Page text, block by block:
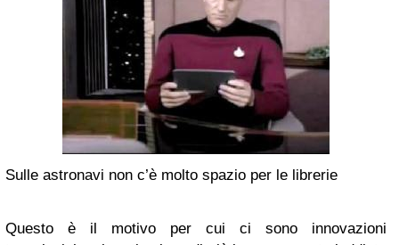
Sulle astronavi non c’è molto spazio per le librerie
Questo è il motivo per cui ci sono innovazioni